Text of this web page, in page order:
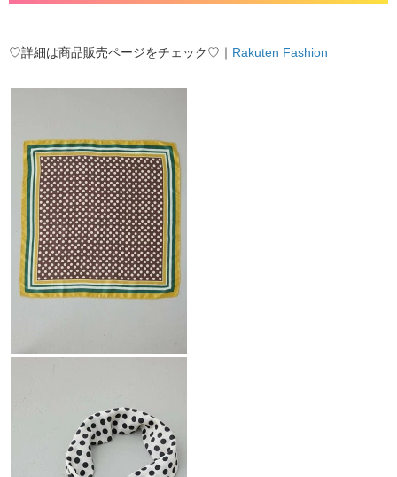
♡詳細は商品販売ページをチェック♡｜ Rakuten Fashion